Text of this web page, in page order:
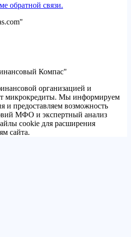
обратной связи.
Компас"
организацией и
микрокредиты. Мы информируем
и предоставляем возможность
МФО и экспертный анализ
cookie для расширения
сайта.